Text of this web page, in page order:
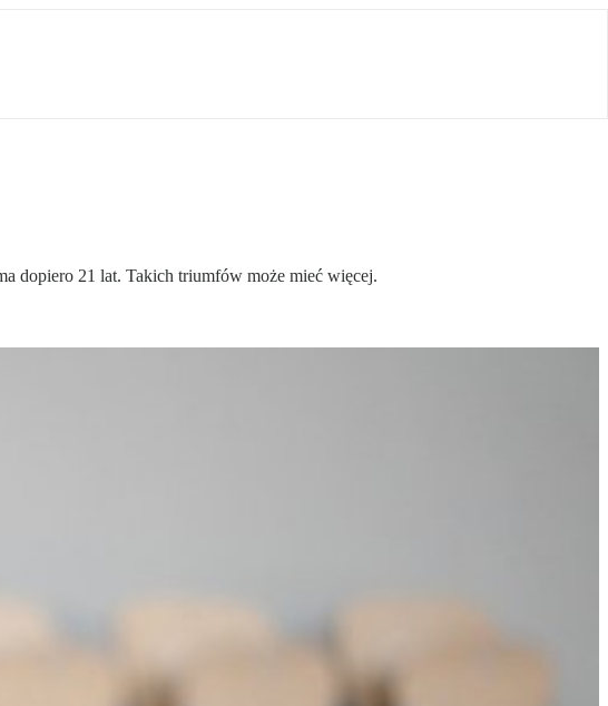
dopiero 21 lat. Takich triumfów może mieć więcej.